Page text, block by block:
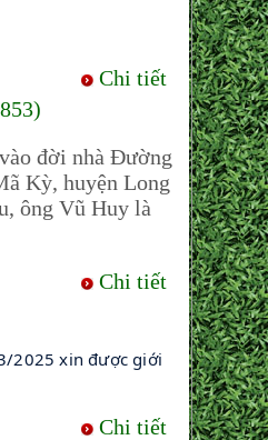
Chi tiết
đời nhà Đường
Kỳ, huyện Long
ông Vũ Huy là
Chi tiết
2025 xin được giới
Chi tiết